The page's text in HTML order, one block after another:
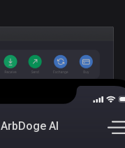
ArbDoge AI